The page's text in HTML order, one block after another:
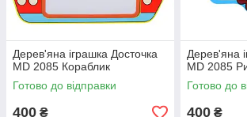
Дерев'яна іграшка Досточка
MD 2085 Кораблик
Готово до відправки
400 ₴
Дерев'яна
MD 2085
Готово до
400 ₴